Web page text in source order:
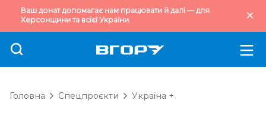
Ваш донат допомагає нам працювати й далі — для
Херсонщини та всієї України.
Головна Спецпроєкти Україна +